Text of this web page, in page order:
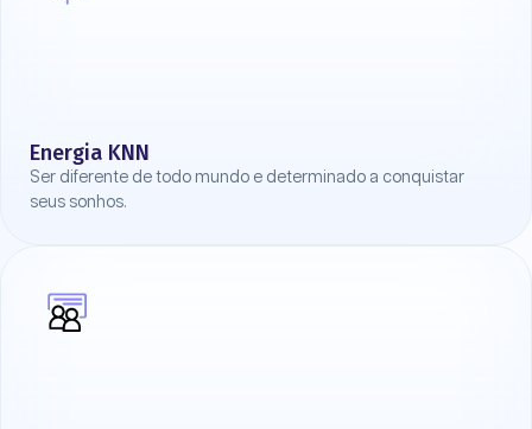
Energia KNN
Ser diferente de todo mundo e determinado a conquistar
seus sonhos.